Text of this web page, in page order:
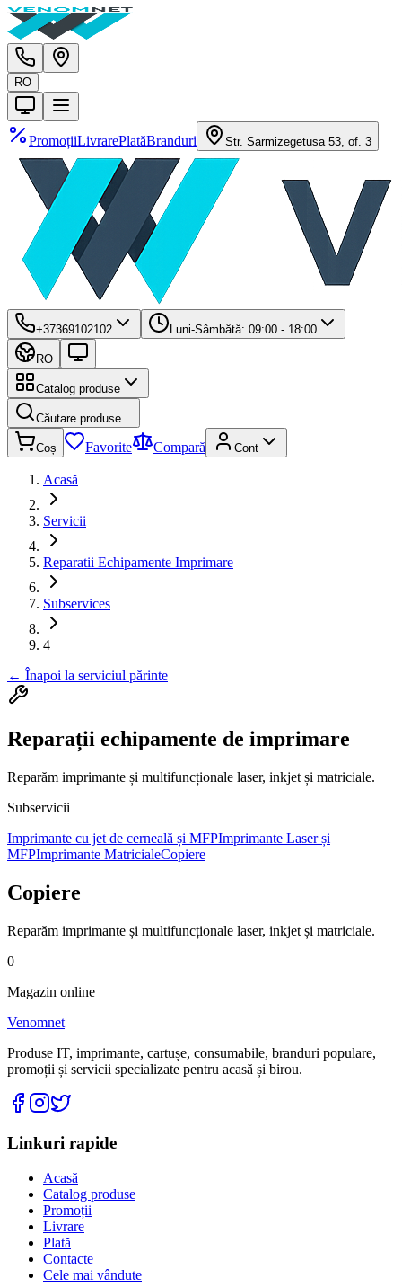
RO
PromoțiiLivrarePlatăBranduri Str. Sarmizegetusa 53, of. 3
+37369102102 Luni-Sâmbătă: 09:00 - 18:00
RO
Catalog produse
Căutare produse…
Coș Favorite Compară Cont
Acasă
Servicii
Reparatii Echipamente Imprimare
Subservices
4
← Înapoi la serviciul părinte
Reparații echipamente de imprimare
Reparăm imprimante și multifuncționale laser, inkjet și matriciale.
Subservicii
Imprimante cu jet de cerneală și MFPImprimante Laser și
MFPImprimante MatricialeCopiere
Copiere
Reparăm imprimante și multifuncționale laser, inkjet și matriciale.
0
Magazin online
Venomnet
Produse IT, imprimante, cartușe, consumabile, branduri populare,
promoții și servicii specializate pentru acasă și birou.
Linkuri rapide
Acasă
Catalog produse
Promoții
Livrare
Plată
Contacte
Cele mai vândute